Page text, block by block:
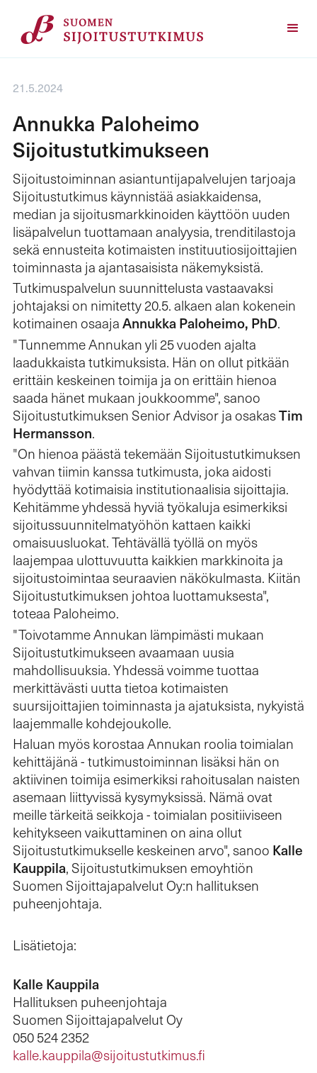
21.5.2024
Annukka Paloheimo
Sijoitustutkimukseen
Sijoitustoiminnan asiantuntijapalvelujen tarjoaja
Sijoitustutkimus käynnistää asiakkaidensa,
median ja sijoitusmarkkinoiden käyttöön uuden
lisäpalvelun tuottamaan analyysia, trenditilastoja
sekä ennusteita kotimaisten instituutiosijoittajien
toiminnasta ja ajantasaisista näkemyksistä.
Tutkimuspalvelun suunnittelusta vastaavaksi
johtajaksi on nimitetty 20.5. alkaen alan kokenein
kotimainen osaajaAnnukka Paloheimo, PhD.
"Tunnemme Annukan yli 25 vuoden ajalta
laadukkaista tutkimuksista. Hän on ollut pitkään
erittäin keskeinen toimija ja on erittäin hienoa
saada hänet mukaan joukkoomme", sanoo
Sijoitustutkimuksen Senior Advisor ja osakasTim
Hermansson.
"On hienoa päästä tekemään Sijoitustutkimuksen
vahvan tiimin kanssa tutkimusta, joka aidosti
hyödyttää kotimaisia institutionaalisia sijoittajia.
Kehitämme yhdessä hyviä työkaluja esimerkiksi
sijoitussuunnitelmatyöhön kattaen kaikki
omaisuusluokat. Tehtävällä työllä on myös
laajempaa ulottuvuutta kaikkien markkinoita ja
sijoitustoimintaa seuraavien näkökulmasta. Kiitän
Sijoitustutkimuksen johtoa luottamuksesta",
toteaa Paloheimo.
"Toivotamme Annukan lämpimästi mukaan
Sijoitustutkimukseen avaamaan uusia
mahdollisuuksia. Yhdessä voimme tuottaa
merkittävästi uutta tietoa kotimaisten
suursijoittajien toiminnasta ja ajatuksista, nykyistä
laajemmalle kohdejoukolle.
Haluan myös korostaa Annukan roolia toimialan
kehittäjänä - tutkimustoiminnan lisäksi hän on
aktiivinen toimija esimerkiksi rahoitusalan naisten
asemaan liittyvissä kysymyksissä. Nämä ovat
meille tärkeitä seikkoja - toimialan positiiviseen
kehitykseen vaikuttaminen on aina ollut
Sijoitustutkimukselle keskeinen arvo", sanoo Kalle
Kauppila, Sijoitustutkimuksen emoyhtiön
Suomen Sijoittajapalvelut Oy:n hallituksen
puheenjohtaja.
Lisätietoja:
Kalle Kauppila
Hallituksen puheenjohtaja
Suomen Sijoittajapalvelut Oy
050 524 2352
kalle.kauppila@sijoitustutkimus.fi